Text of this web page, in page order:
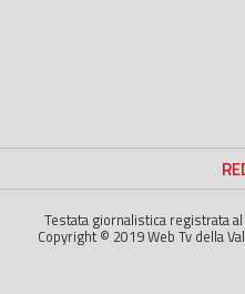
Testata giornalistica registrata
Copyright © 2019 Web Tv della